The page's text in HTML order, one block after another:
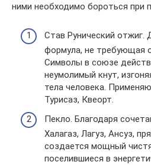
ними необходимо бороться при
Став Рунический отжиг.
формула, не требующая
Символы в союзе
неумолимый кнут,
тела человека.
Турисаз, Квеорт.
Пекло. Благодаря
Халагаз, Лагуз, Ансуз,
создается мощный
поселившиеся в